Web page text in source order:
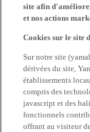
site afin
et nos actions
Cookies sur le site
Sur notre site
dérivées du site,
établissements
compris des
javascript et des
fonctionnels
offrant au visiteur